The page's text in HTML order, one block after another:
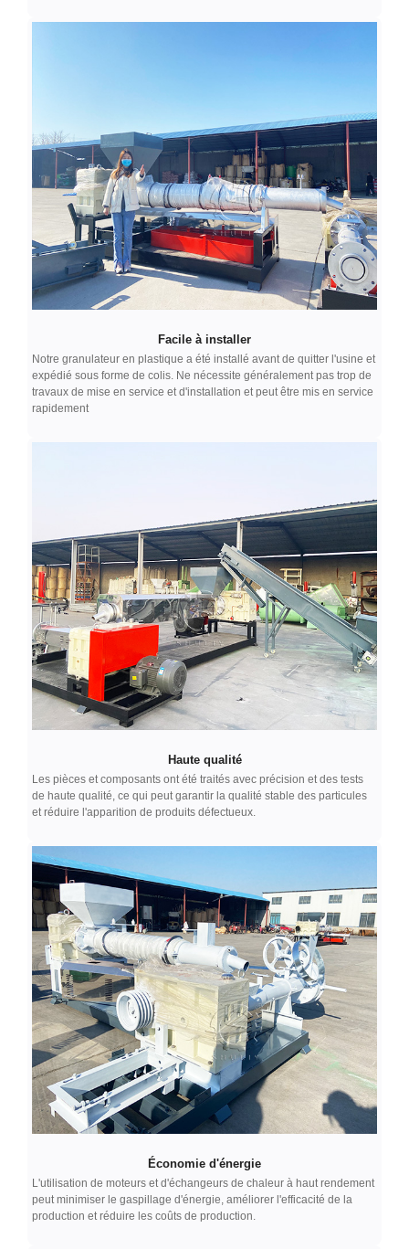
Facile à installer
Notre granulateur en plastique a été installé avant de quitter l'usine et
expédié sous forme de colis. Ne nécessite généralement pas trop de
travaux de mise en service et d'installation et peut être mis en service
rapidement
Haute qualité
Les pièces et composants ont été traités avec précision et des tests
de haute qualité, ce qui peut garantir la qualité stable des particules
et réduire l'apparition de produits défectueux.
Économie d'énergie
L'utilisation de moteurs et d'échangeurs de chaleur à haut rendement
peut minimiser le gaspillage d'énergie, améliorer l'efficacité de la
production et réduire les coûts de production.